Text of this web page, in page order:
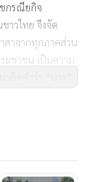
กรณียกิจ
าวไทย จึงจัด
สาจากทุกภาคส่วน
ะชาชน เป็นความ
คิดคำว่า “บวร”